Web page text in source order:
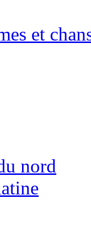
et
nord